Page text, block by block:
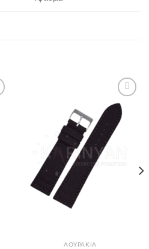
Προσθήκη
στα
αγαπημένα
ΛΟΥΡΆΚΙΑ